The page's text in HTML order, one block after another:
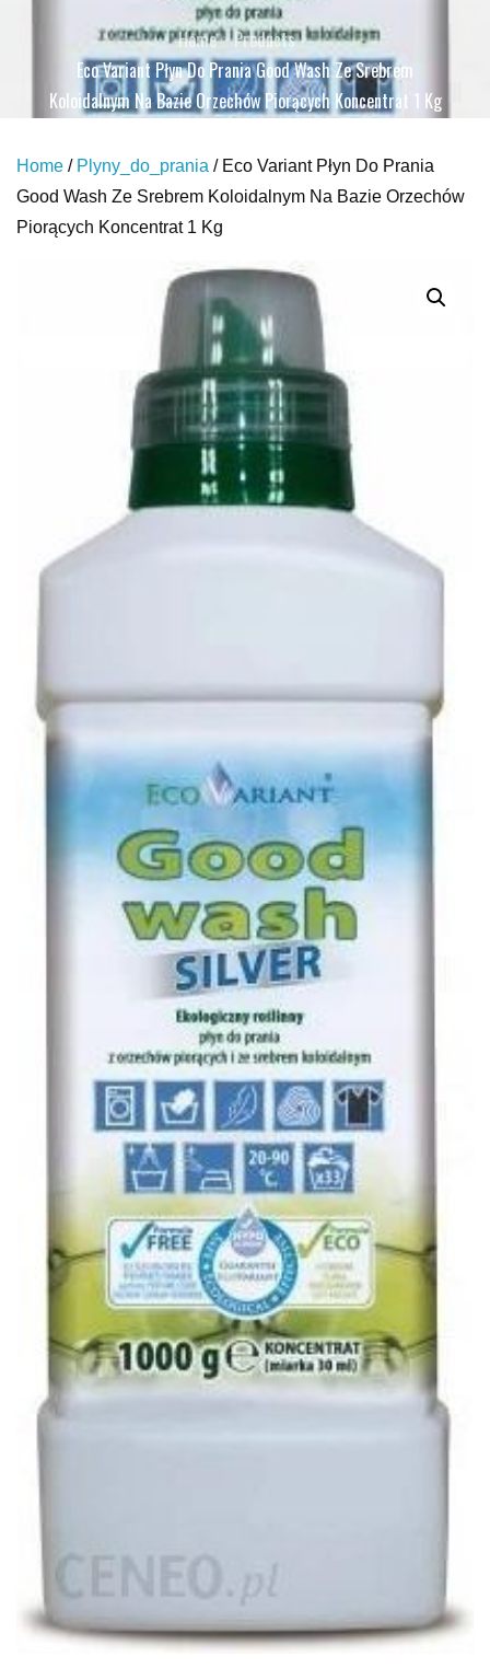
Home
Products
Eco Variant Płyn Do Prania Good Wash Ze Srebrem
Koloidalnym Na Bazie Orzechów Piorących Koncentrat 1 Kg
Home / Plyny_do_prania / Eco Variant Płyn Do Prania
Good Wash Ze Srebrem Koloidalnym Na Bazie Orzechów
Piorących Koncentrat 1 Kg